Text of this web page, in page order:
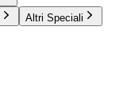
Altri Speciali